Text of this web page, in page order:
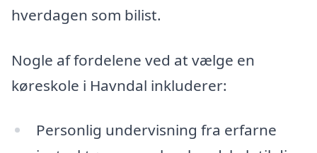
hverdagen som bilist.
Nogle af fordelene ved at vælge en
køreskole i Havndal inkluderer:
Personlig undervisning fra erfarne